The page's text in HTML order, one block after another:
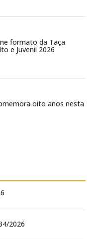
formato da Taça
e Juvenil 2026
oito anos nesta
2026